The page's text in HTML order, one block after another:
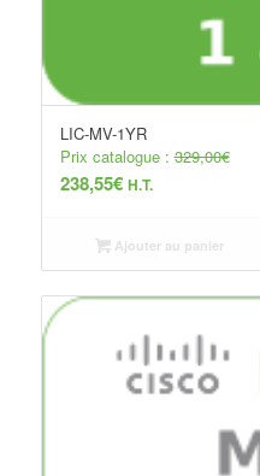
LIC-MV-1YR
Prix catalogue :329,00€
238,55€ H.T.
Ajouter au panier